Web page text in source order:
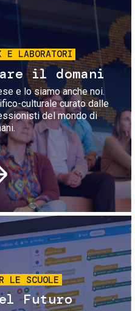
E LABORATORI
il domani
e lo siamo anche noi.
culturale curato dalle
del mondo di
LE SCUOLE
Futuro